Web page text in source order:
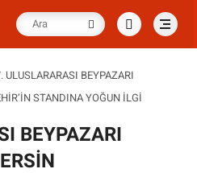
ULUSLARARASI BEYPAZARI
STANDINA YOĞUN İLGİ
BEYPAZARI